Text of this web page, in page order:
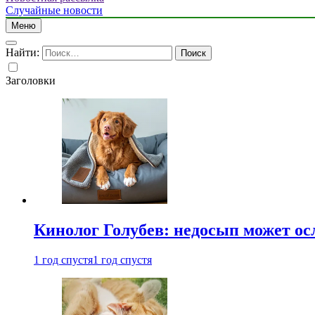
Случайные новости
Меню
Найти:
Заголовки
Кинолог Голубев: недосып может
1 год спустя1 год спустя